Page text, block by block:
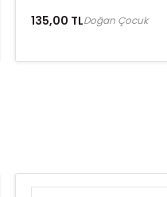
135,00 TLDoğan Çocuk